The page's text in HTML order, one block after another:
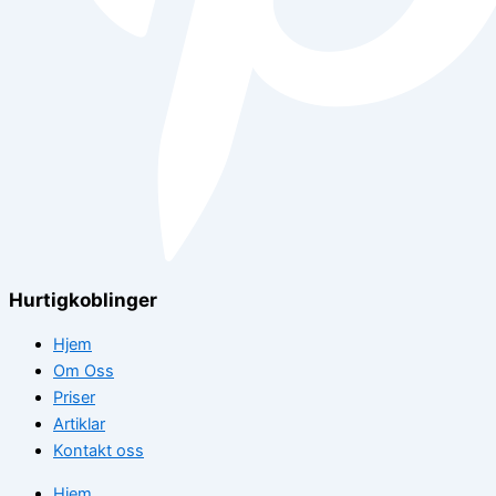
Hurtigkoblinger
Hjem
Om Oss
Priser
Artiklar
Kontakt oss